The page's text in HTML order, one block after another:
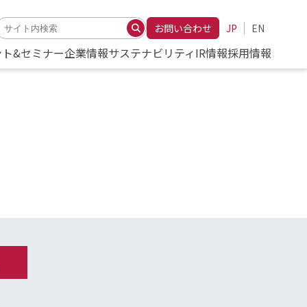
お問い合わせ JP EN
&セミナー企業情報サステナビリティIR情報採用情報